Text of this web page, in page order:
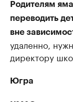
Родителям
переводить
вне
удаленно,
директору
Югра